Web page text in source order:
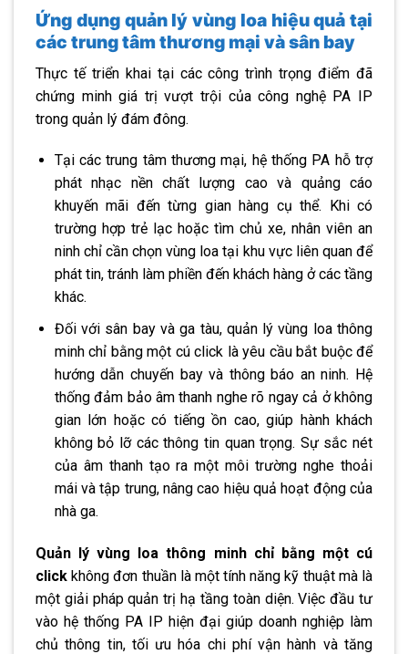
Ứng dụng quản lý vùng loa hiệu quả tại
các trung tâm thương mại và sân bay
Thực tế triển khai tại các công trình trọng điểm đã
chứng minh giá trị vượt trội của công nghệ PA IP
trong quản lý đám đông.
Tại các trung tâm thương mại, hệ thống PA hỗ trợ
phát nhạc nền chất lượng cao và quảng cáo
khuyến mãi đến từng gian hàng cụ thể. Khi có
trường hợp trẻ lạc hoặc tìm chủ xe, nhân viên an
ninh chỉ cần chọn vùng loa tại khu vực liên quan để
phát tin, tránh làm phiền đến khách hàng ở các tầng
khác.
Đối với sân bay và ga tàu, quản lý vùng loa thông
minh chỉ bằng một cú click là yêu cầu bắt buộc để
hướng dẫn chuyến bay và thông báo an ninh. Hệ
thống đảm bảo âm thanh nghe rõ ngay cả ở không
gian lớn hoặc có tiếng ồn cao, giúp hành khách
không bỏ lỡ các thông tin quan trọng. Sự sắc nét
của âm thanh tạo ra một môi trường nghe thoải
mái và tập trung, nâng cao hiệu quả hoạt động của
nhà ga.
Quản lý vùng loa thông minh chỉ bằng một cú
click không đơn thuần là một tính năng kỹ thuật mà là
một giải pháp quản trị hạ tầng toàn diện. Việc đầu tư
vào hệ thống PA IP hiện đại giúp doanh nghiệp làm
chủ thông tin, tối ưu hóa chi phí vận hành và tăng